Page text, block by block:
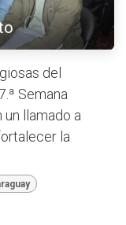
del
Semana
un llamado a
la